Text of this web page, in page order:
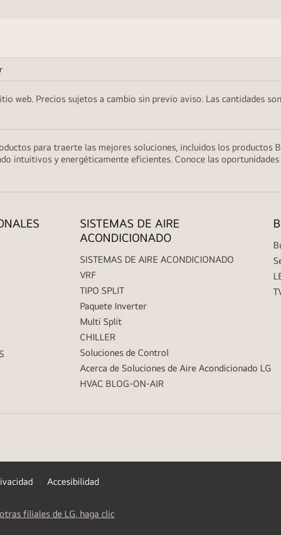
web. Precios sujetos a cambio sin previo aviso. Las cantidades
para traerte las mejores soluciones, incluidos los productos
intuitivos y energéticamente eficientes. Conoce las
SISTEMAS DE AIRE
ACONDICIONADO
SISTEMAS DE AIRE ACONDICIONADO
VRF
TIPO SPLIT
Paquete Inverter
Multi Split
CHILLER
Soluciones de Control
Acerca de Soluciones de Aire Acondicionado LG
HVAC BLOG-ON-AIR
Accesibilidad
filiales de LG, haga clic(